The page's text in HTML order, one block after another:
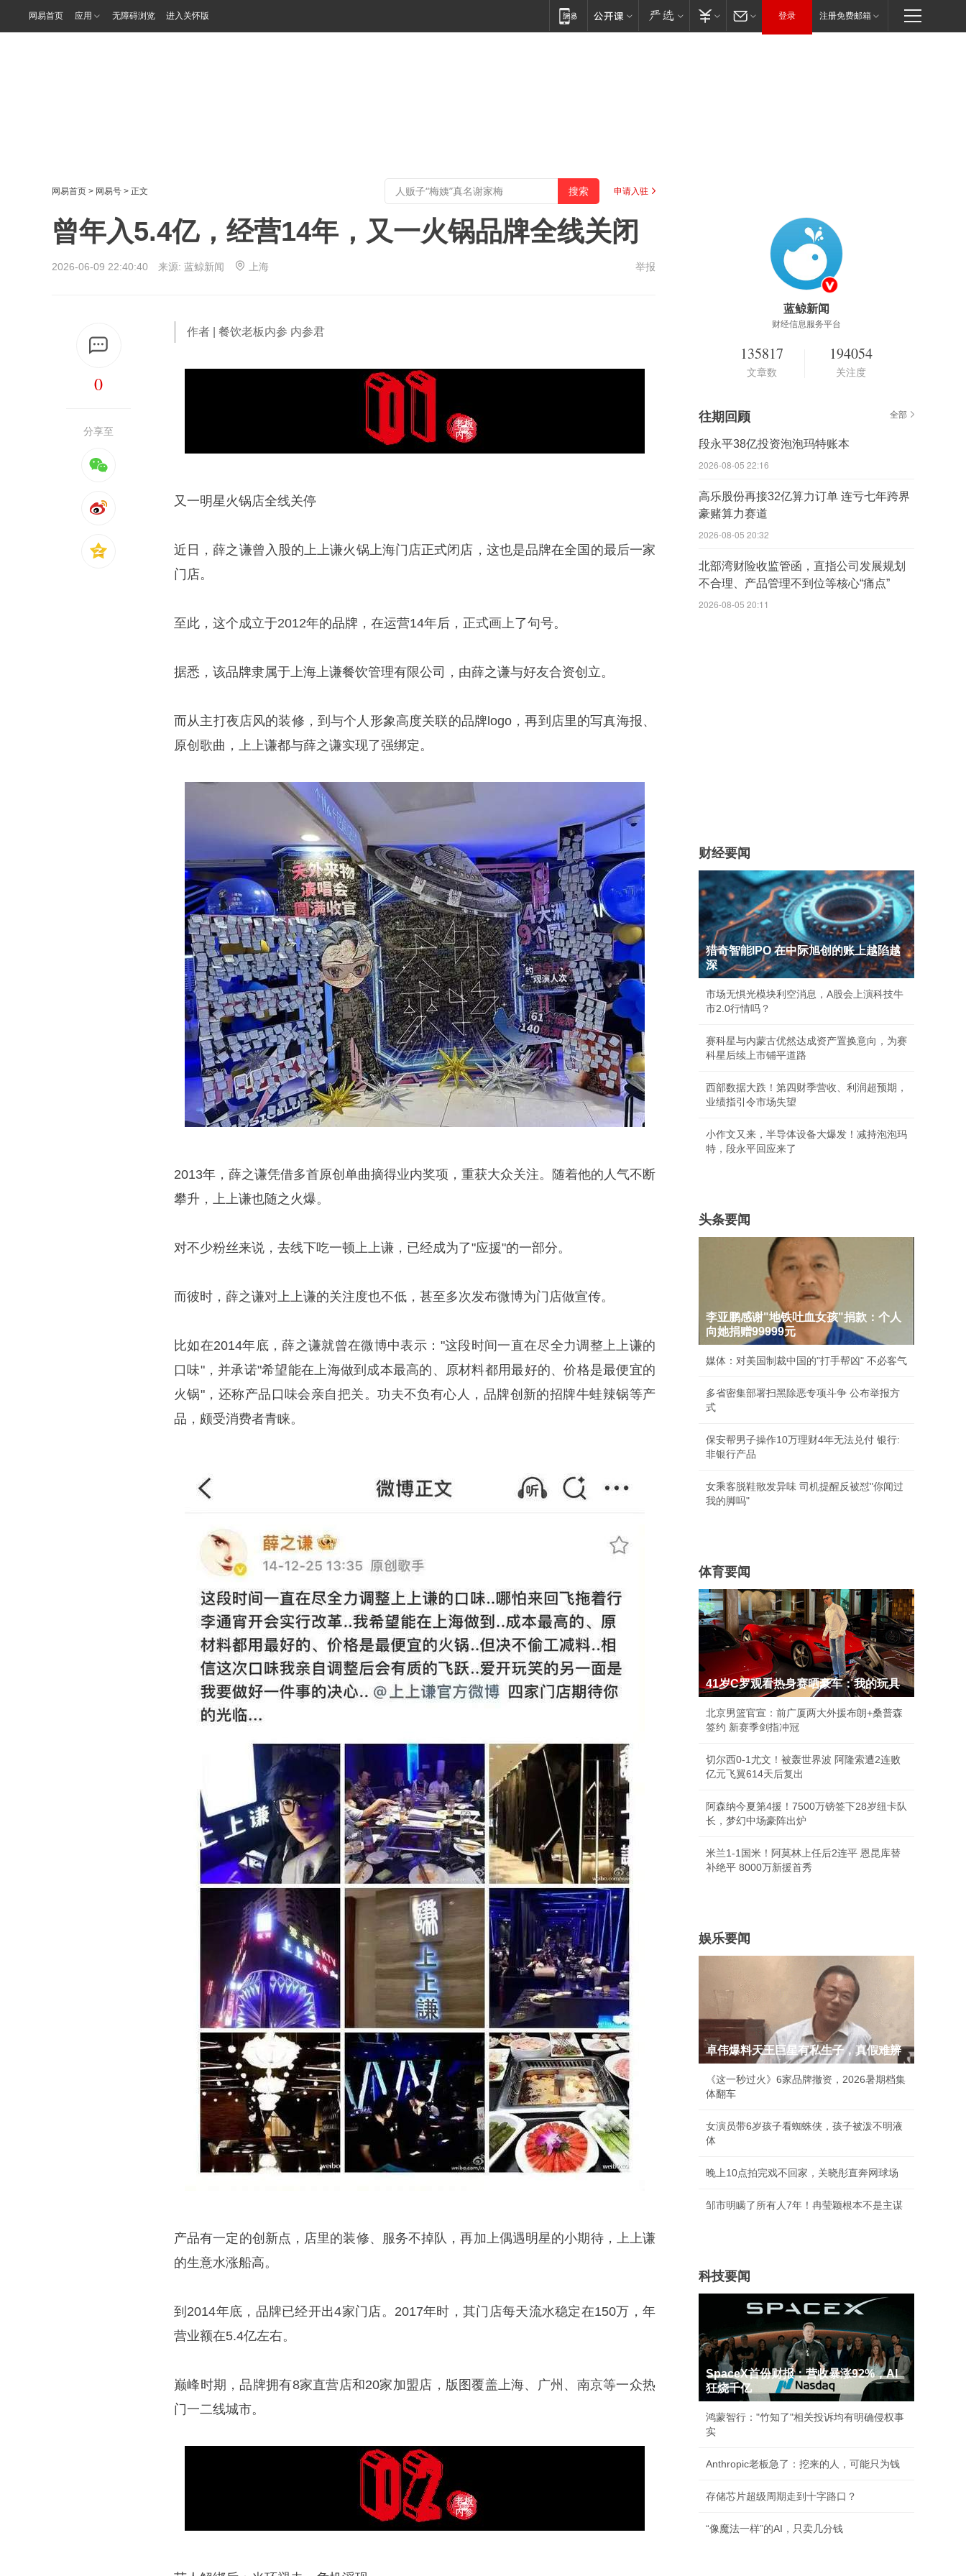
网易首页 应用 无障碍浏览 进入关怀版 登录 注册免费邮箱
网易首页 > 网易号 > 正文 申请入驻
曾年入5.4亿，经营14年，又一火锅品牌全线关闭
2026-06-09 22:40:40 来源: 蓝鲸新闻 上海 举报
0
分享至
作者 | 餐饮老板内参 内参君
又一明星火锅店全线关停
近日，薛之谦曾入股的上上谦火锅上海门店正式闭店，这也是品牌在全国的最后一家
门店。
至此，这个成立于2012年的品牌，在运营14年后，正式画上了句号。
据悉，该品牌隶属于上海上谦餐饮管理有限公司，由薛之谦与好友合资创立。
而从主打夜店风的装修，到与个人形象高度关联的品牌logo，再到店里的写真海报、
原创歌曲， 上上谦都与薛之谦实现了强绑定。
2013年，薛之谦凭借多首原创单曲摘得业内奖项，重获大众关注。随着他的人气不断
攀升，上上谦也随之火爆。
对不少粉丝来说，去线下吃一顿上上谦，已经成为了"应援"的一部分。
而彼时，薛之谦对上上谦的关注度也不低，甚至多次发布微博为门店做宣传。
比如在2014年底，薛之谦就曾在微博中表示："这段时间一直在尽全力调整上上谦的
口味"，并承诺"希望能在上海做到成本最高的、原材料都用最好的、价格是最便宜的
火锅"，还称产品口味会亲自把关。功夫不负有心人，品牌创新的招牌牛蛙辣锅等产
品，颇受消费者青睐。
产品有一定的创新点，店里的装修、服务不掉队，再加上偶遇明星的小期待，上上谦
的生意水涨船高。
到2014年底，品牌已经开出4家门店。2017年时，其门店每天流水稳定在150万，年
营业额在5.4亿左右。
巅峰时期，品牌拥有8家直营店和20家加盟店，版图覆盖上海、广州、南京等一众热
门一二线城市。
蓝鲸新闻
财经信息服务平台
135817
文章数
194054
关注度
往期回顾 全部
段永平38亿投资泡泡玛特账本
2026-08-05 22:16
高乐股份再接32亿算力订单 连亏七年跨界
豪赌算力赛道
2026-08-05 20:32
北部湾财险收监管函，直指公司发展规划
不合理、产品管理不到位等核心“痛点”
2026-08-05 20:11
财经要闻
猎奇智能IPO 在中际旭创的账上越陷越
深
市场无惧光模块利空消息，A股会上演科技牛
市2.0行情吗？
赛科星与内蒙古优然达成资产置换意向，为赛
科星后续上市铺平道路
西部数据大跌！第四财季营收、利润超预期，
业绩指引令市场失望
小作文又来，半导体设备大爆发！减持泡泡玛
特，段永平回应来了
头条要闻
李亚鹏感谢"地铁吐血女孩"捐款：个人
向她捐赠99999元
媒体：对美国制裁中国的"打手帮凶" 不必客气
多省密集部署扫黑除恶专项斗争 公布举报方
式
保安帮男子操作10万理财4年无法兑付 银行:
非银行产品
女乘客脱鞋散发异味 司机提醒反被怼"你闻过
我的脚吗"
体育要闻
41岁C罗观看热身赛晒豪车：我的玩具
北京男篮官宣：前广厦两大外援布朗+桑普森
签约 新赛季剑指冲冠
切尔西0-1尤文！被轰世界波 阿隆索遭2连败
亿元飞翼614天后复出
阿森纳今夏第4援！7500万镑签下28岁纽卡队
长，梦幻中场豪阵出炉
米兰1-1国米！阿莫林上任后2连平 恩昆库替
补绝平 8000万新援首秀
娱乐要闻
卓伟爆料天王巨星有私生子，真假难辨
《这一秒过火》6家品牌撤资，2026暑期档集
体翻车
女演员带6岁孩子看蜘蛛侠，孩子被泼不明液
体
晚上10点拍完戏不回家，关晓彤直奔网球场
邹市明瞒了所有人7年！冉莹颖根本不是主谋
科技要闻
SpaceX首份财报：营收暴涨92%，AI
狂烧千亿
鸿蒙智行："竹知了"相关投诉均有明确侵权事
实
Anthropic老板急了：挖来的人，可能只为钱
存储芯片超级周期走到十字路口？
“像魔法一样”的AI，只卖几分钱